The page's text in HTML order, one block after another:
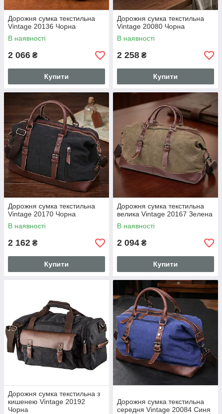
Дорожня сумка текстильна
Vintage 20136 Чорна
В наявності
2 066 ₴
Купити
Дорожня сумка текстильна
Vintage 20080 Чорна
В наявності
2 258 ₴
Купити
Дорожня сумка текстильна
Vintage 20170 Чорна
В наявності
2 162 ₴
Купити
Дорожня сумка текстильна
велика Vintage 20167 Зелена
В наявності
2 094 ₴
Купити
Дорожня сумка текстильна з
кишенею Vintage 20192
Чорна
Дорожня сумка текстильна
середня Vintage 20084 Синя